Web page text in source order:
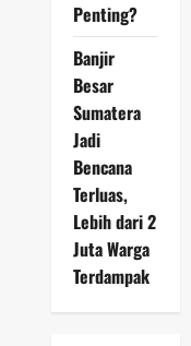
Penting?
Banjir
Besar
Sumatera
Jadi
Bencana
Terluas,
Lebih dari 2
Juta Warga
Terdampak